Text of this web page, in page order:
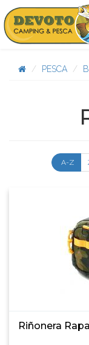
PESCA
A-Z
Riñonera